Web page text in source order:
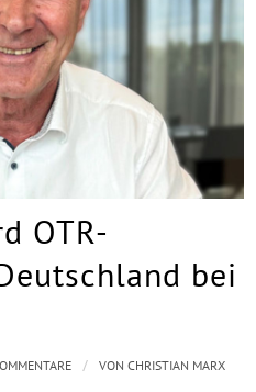
OTR-
bei
/ VONCHRISTIAN MARX